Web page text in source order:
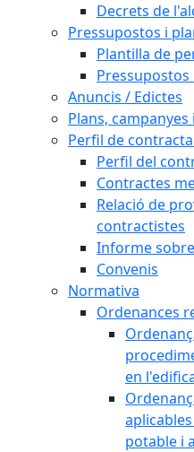
Decrets de
Pressupostos i
Plantilla de
Anuncis / Edictes
Plans,
Perfil de
Perfil del
Contractes
Relació de
contractistes
Informe
Convenis
Normativa
Ordenances
en
potable i